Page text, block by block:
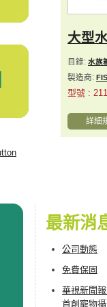
大型
目錄: 水族
製造商:
型號 : 211
詳細
最新消
公司動態
免費保固
華視新聞
首創寵物